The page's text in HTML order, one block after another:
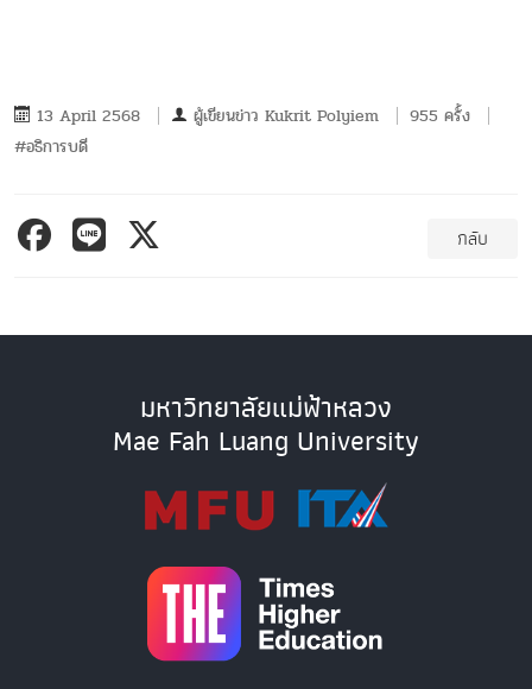
13 April 2568 ผู้เขียนข่าว Kukrit Polyiem
955 ครั้ง
#อธิการบดี
กลับ
มหาวิทยาลัยแม่ฟ้าหลวง
Mae Fah Luang University